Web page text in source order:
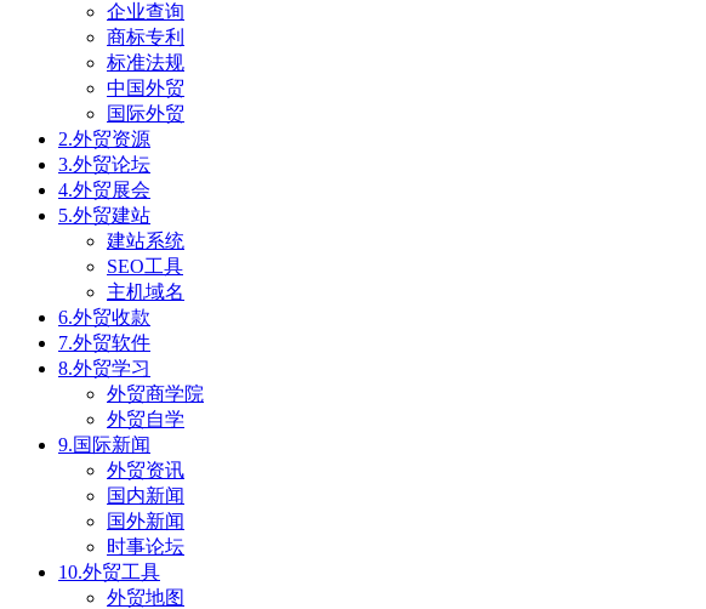
企业查询
商标专利
标准法规
中国外贸
国际外贸
2.外贸资源
3.外贸论坛
4.外贸展会
5.外贸建站
建站系统
SEO工具
主机域名
6.外贸收款
7.外贸软件
8.外贸学习
外贸商学院
外贸自学
9.国际新闻
外贸资讯
国内新闻
国外新闻
时事论坛
10.外贸工具
外贸地图